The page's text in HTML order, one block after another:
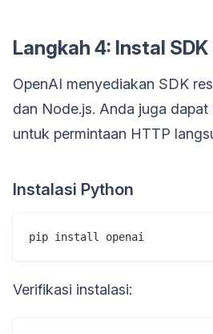
Langkah 4: Instal SDK
OpenAI menyediakan SDK
dan Node.js. Anda juga
untuk permintaan HTTP
Instalasi Python
pip install openai
Verifikasi instalasi: